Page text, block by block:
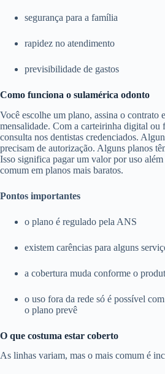
segurança para a família
rapidez no atendimento
previsibilidade de gastos
Como funciona o sulamérica odonto
Você escolhe um plano, assina o contrato
mensalidade. Com a carteirinha digital ou
consulta nos dentistas credenciados.
precisam de autorização. Alguns planos
Isso significa pagar um valor por uso além
comum em planos mais baratos.
Pontos importantes
o plano é regulado pela ANS
existem carências para alguns
a cobertura muda conforme o
o uso fora da rede só é possível
o plano prevê
O que costuma estar coberto
As linhas variam, mas o mais comum é